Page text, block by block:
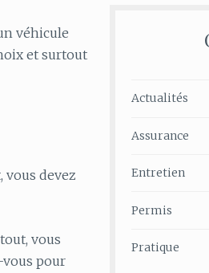
véhicule
et surtout
vous devez
vous
vous pour
Actualités
Assurance
Entretien
Permis
Pratique